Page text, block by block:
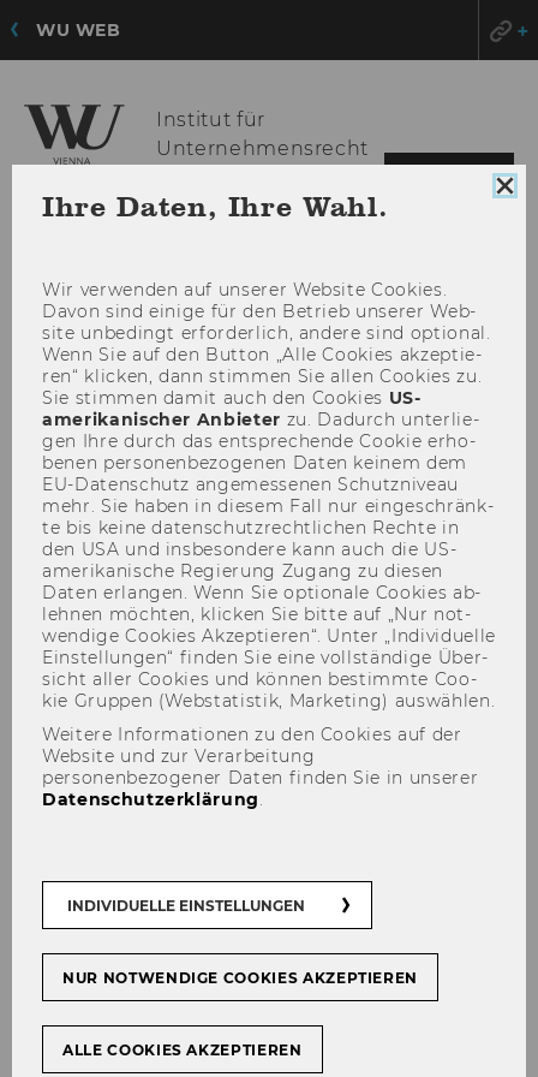
WU WEB
Institut für
Unternehmensrecht
MENÜ
Österr. Patentrechtstag 2025
TEILEN
27. November 2025
statt. In­ter­es­sier­te sind herz­lich will­
kom­men!
Ihre Daten, Ihre Wahl.
Wir ver­wen­den auf un­se­rer Web­site Coo­kies.
Davon sind ei­ni­ge für den Be­trieb un­se­rer Web­
site un­be­dingt er­for­der­lich, an­de­re sind op­tio­nal.
Wenn Sie auf den But­ton „Alle Coo­kies ak­zep­tie­
ren“ kli­cken, dann stim­men Sie allen Coo­kies zu.
Sie stim­men damit auch den Coo­kies US-​
amerikanischer An­bie­ter zu. Da­durch un­ter­lie­
gen Ihre durch das ent­spre­chen­de Coo­kie er­ho­
be­nen per­so­nen­be­zo­ge­nen Daten kei­nem dem
EU-​Datenschutz an­ge­mes­se­nen Schutz­ni­veau
mehr. Sie haben in die­sem Fall nur ein­ge­schränk­
te bis keine da­ten­schutz­recht­li­chen Rech­te in
den USA und ins­be­son­de­re kann auch die US-​
amerikanische Re­gie­rung Zu­gang zu die­sen
Daten er­lan­gen. Wenn Sie op­tio­na­le Coo­kies ab­
leh­nen möch­ten, kli­cken Sie bitte auf „Nur not­
wen­di­ge Coo­kies Ak­zep­tie­ren“. Unter „In­di­vi­du­el­le
Ein­stel­lun­gen“ fin­den Sie eine voll­stän­di­ge Über­
sicht aller Coo­kies und kön­nen be­stimm­te Coo­
kie Grup­pen (Web­sta­tis­tik, Mar­ke­ting) aus­wäh­len.
Weitere Informationen zu den Cookies auf der
Website und zur Verarbeitung
personenbezogener Daten finden Sie in unserer
Datenschutzerklärung.
INDIVIDUELLE EINSTELLUNGEN
NUR NOTWENDIGE COOKIES AKZEPTIEREN
ALLE COOKIES AKZEPTIEREN